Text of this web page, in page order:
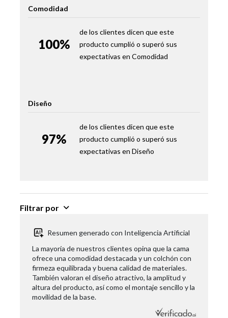
Pillow Top
Pocket Advance
Si
Incluye Respaldo No
Incluye Velador
Alto Velador No
Ancho Velador No
Profundidad
Velador
No
Comodidad
100%
de los clientes dicen que este
producto cumplió o superó sus
expectativas enComodidad
Diseño
97%
de los clientes dicen que este
producto cumplió o superó sus
expectativas enDiseño
Filtrar por
Resumen generado con Inteligencia Artificial
La mayoría de nuestros clientes opina que la cama
ofrece una comodidad destacada y un colchón con
firmeza equilibrada y buena calidad de materiales.
También valoran el diseño atractivo, la amplitud y
altura del producto, así como el montaje sencillo y la
movilidad de la base.